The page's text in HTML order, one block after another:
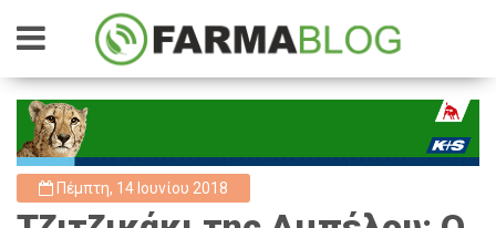
Πέμπτη, 14 Ιουνίου 2018